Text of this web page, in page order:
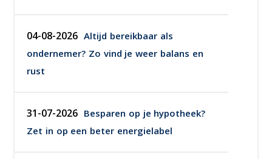
04-08-2026 Altijd bereikbaar als
ondernemer? Zo vind je weer balans en
rust
31-07-2026 Besparen op je hypotheek?
Zet in op een beter energielabel